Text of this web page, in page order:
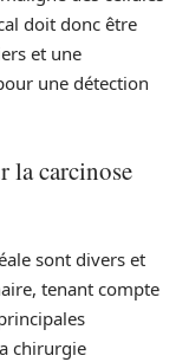
doit donc être
et une
une détection
la carcinose
sont divers et
tenant compte
chirurgie